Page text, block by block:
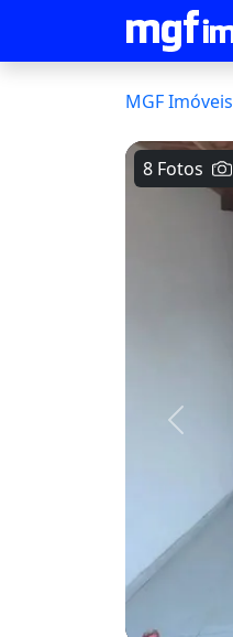
MGF Imóveis
8 Fotos
Voltar